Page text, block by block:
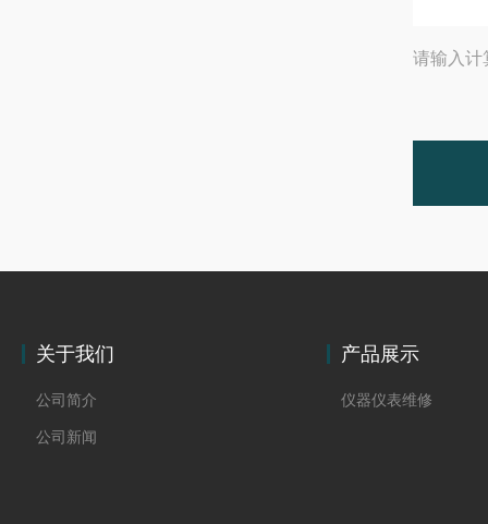
请输入计
关于我们
公司简介
公司新闻
产品展示
仪器仪表维修